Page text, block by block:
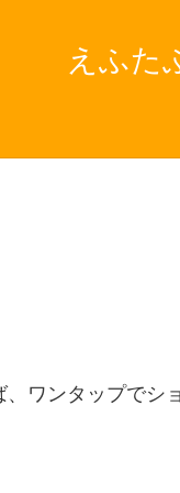
えふた
ワンタップでシ